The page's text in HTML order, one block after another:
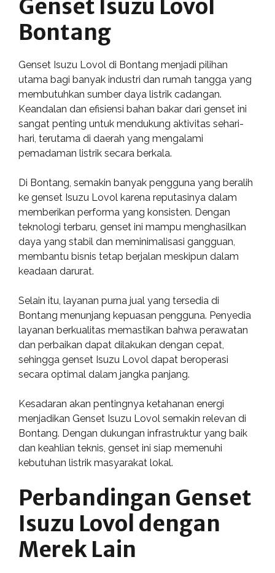
Genset Isuzu Lovol
Bontang
Genset Isuzu Lovol di Bontang menjadi pilihan
utama bagi banyak industri dan rumah tangga yang
membutuhkan sumber daya listrik cadangan.
Keandalan dan efisiensi bahan bakar dari genset ini
sangat penting untuk mendukung aktivitas sehari-
hari, terutama di daerah yang mengalami
pemadaman listrik secara berkala.
Di Bontang, semakin banyak pengguna yang beralih
ke genset Isuzu Lovol karena reputasinya dalam
memberikan performa yang konsisten. Dengan
teknologi terbaru, genset ini mampu menghasilkan
daya yang stabil dan meminimalisasi gangguan,
membantu bisnis tetap berjalan meskipun dalam
keadaan darurat.
Selain itu, layanan purna jual yang tersedia di
Bontang menunjang kepuasan pengguna. Penyedia
layanan berkualitas memastikan bahwa perawatan
dan perbaikan dapat dilakukan dengan cepat,
sehingga genset Isuzu Lovol dapat beroperasi
secara optimal dalam jangka panjang.
Kesadaran akan pentingnya ketahanan energi
menjadikan Genset Isuzu Lovol semakin relevan di
Bontang. Dengan dukungan infrastruktur yang baik
dan keahlian teknis, genset ini siap memenuhi
kebutuhan listrik masyarakat lokal.
Perbandingan Genset
Isuzu Lovol dengan
Merek Lain